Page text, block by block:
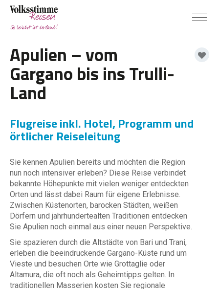
Apulien – vom
Gargano bis ins Trulli-
Land
Flugreise inkl. Hotel, Programm und
örtlicher Reiseleitung
Sie kennen Apulien bereits und möchten die Region
nun noch intensiver erleben? Diese Reise verbindet
bekannte Höhepunkte mit vielen weniger entdeckten
Orten und lässt dabei Raum für eigene Erlebnisse.
Zwischen Küstenorten, barocken Städten, weißen
Dörfern und jahrhundertealten Traditionen entdecken
Sie Apulien noch einmal aus einer neuen Perspektive.
Sie spazieren durch die Altstädte von Bari und Trani,
erleben die beeindruckende Gargano-Küste rund um
Vieste und besuchen Orte wie Grottaglie oder
Altamura, die oft noch als Geheimtipps gelten. In
traditionellen Masserien kosten Sie regionale